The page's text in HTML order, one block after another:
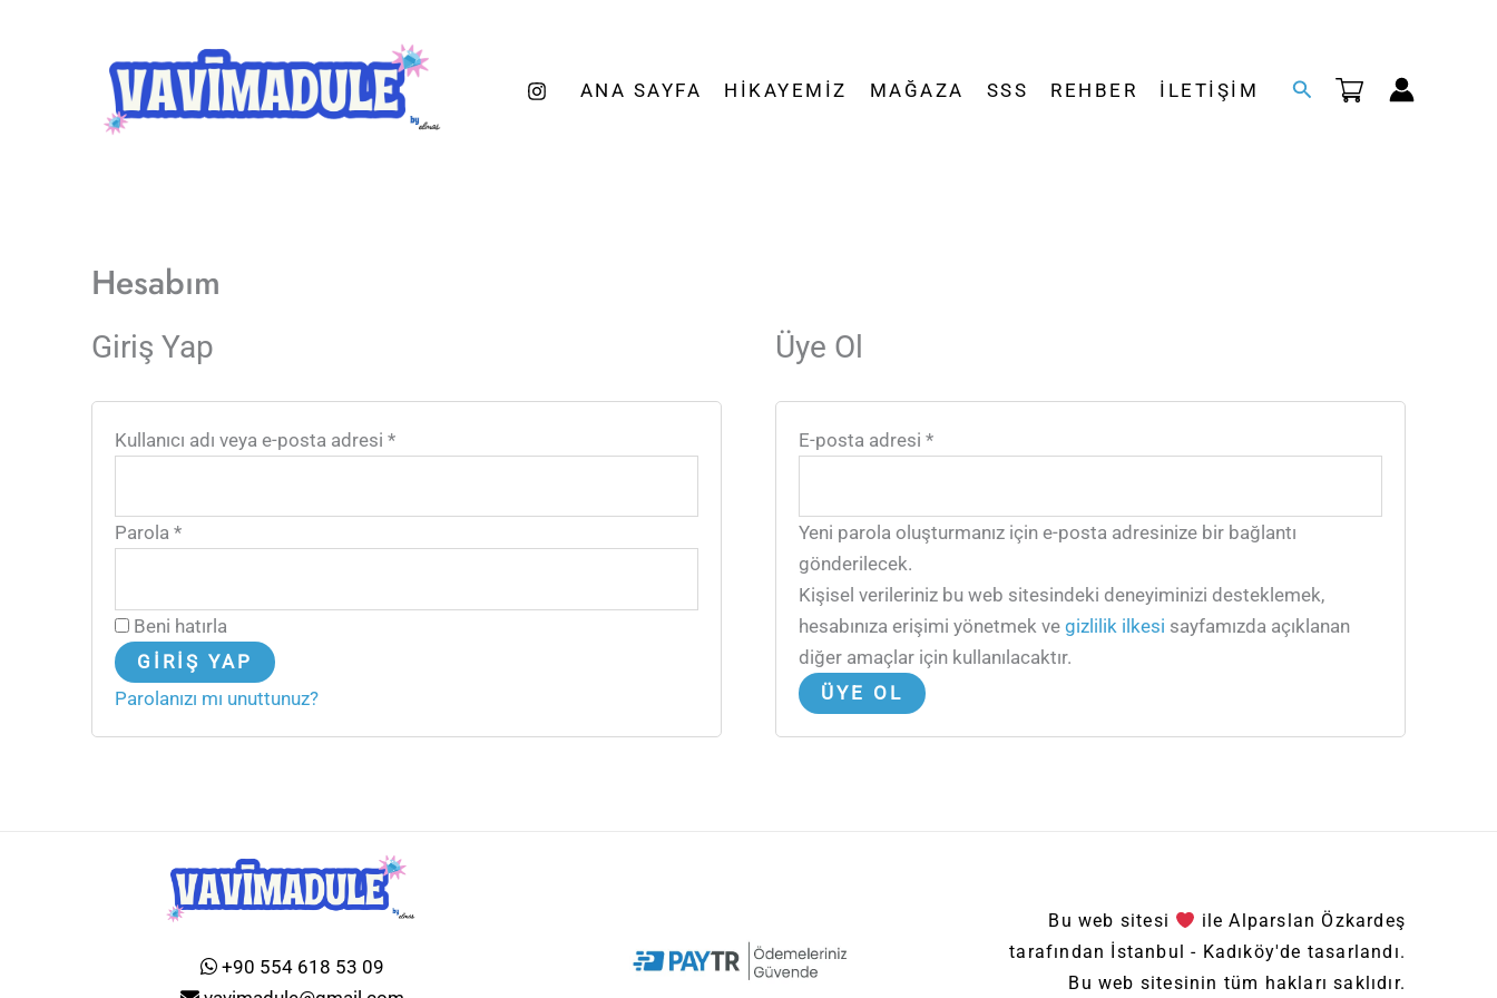
ANA SAYFA
HIKAYEMIZ MAĞAZA SSS REHBER İLETIŞIM Arama
Hesabım
Giriş Yap
Kullanıcı adı veya e-posta adresi *
Parola *
Beni hatırla
GIRIŞ YAP
Parolanızı mı unuttunuz?
Üye Ol
E-posta adresi *
Yeni parola oluşturmanız için e-posta adresinize bir bağlantı
gönderilecek.
Kişisel verileriniz bu web sitesindeki deneyiminizi desteklemek,
hesabınıza erişimi yönetmek ve gizlilik ilkesi sayfamızda açıklanan
diğer amaçlar için kullanılacaktır.
ÜYE OL
+90 554 618 53 09
Bu web sitesi
ile Alparslan Özkardeş
tarafından İstanbul - Kadıköy'de tasarlandı.
Bu web sitesinin tüm hakları saklıdır.